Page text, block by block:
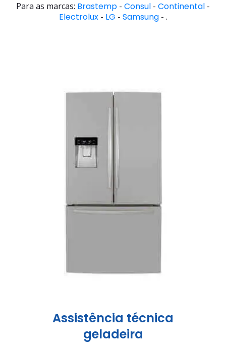
Para as marcas: Brastemp - Consul - Continental -
Electrolux- LG - Samsung- .
Assistência técnica
geladeira